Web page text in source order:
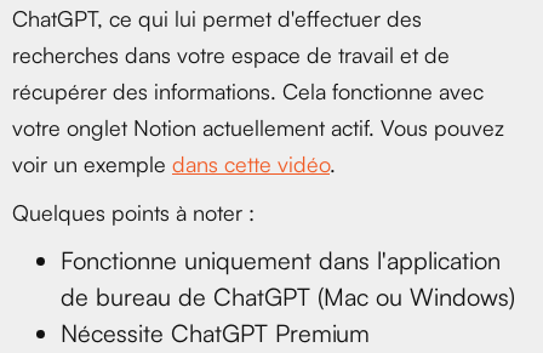
ChatGPT, ce qui lui permet d'effectuer des
recherches dans votre espace de travail et de
récupérer des informations. Cela fonctionne avec
votre onglet Notion actuellement actif. Vous pouvez
voir un exemple dans cette vidéo.
Quelques points à noter :
Fonctionne uniquement dans l'application
de bureau de ChatGPT (Mac ou Windows)
Nécessite ChatGPT Premium